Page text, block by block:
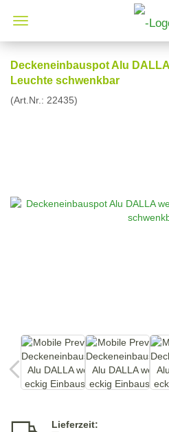
Deckeneinbauspot Alu
Leuchte schwenkbar
(Art.Nr.: 22435)
Lieferzeit: